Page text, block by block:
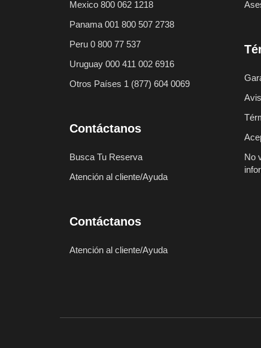
Mexico 800 062 1218
Panama 001 800 507 2738
Peru 0 800 77 537
Uruguay 000 411 002 6916
Otros Países 1 (877) 604 0069
Contáctanos
Busca Tu Reserva
Atención al cliente/Ayuda
Contáctanos
Atención al cliente/Ayuda
No